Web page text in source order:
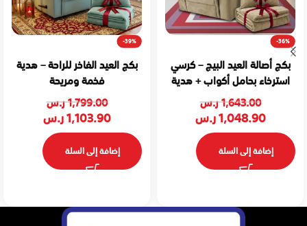
-36%
بكج أصالة العيد البيج – كرسي
استرخاء بحامل أكواب + هدية
1,643.00ر.س
1,048.90ر.س
إضافة إلى السلة
-39%
بكج العيد الفاخر للراحة – هدية
فخمة ومريحة
1,799.00ر.س
1,103.90ر.س
إضافة إلى السلة